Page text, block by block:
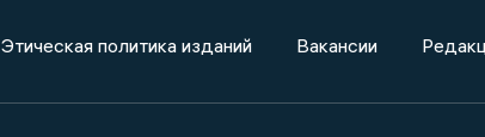
Этическая политика изданий Вакансии